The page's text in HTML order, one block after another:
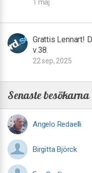
1 maj
Grattis Lennart!
v.38.
22 sep, 2025
Senaste besökarna
Angelo Redaelli
Birgitta Björck